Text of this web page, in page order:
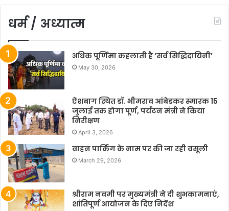
धर्म / अध्यात्म
अधिक पूर्णिमा कहलाती है ‘सर्व सिद्धिदायिनी’
May 30, 2026
ऐशबाग स्थित डॉ. भीमराव आंबेडकर स्मारक 15
जुलाई तक होगा पूर्ण, पर्यटन मंत्री ने किया
निरीक्षण
April 3, 2026
वाहन पार्किंग के नाम पर की जा रही वसूली
March 29, 2026
श्रीराम नवमी पर मुख्यमंत्री ने दी शुभकामनाएं,
शांतिपूर्ण आयोजन के दिए निर्देश